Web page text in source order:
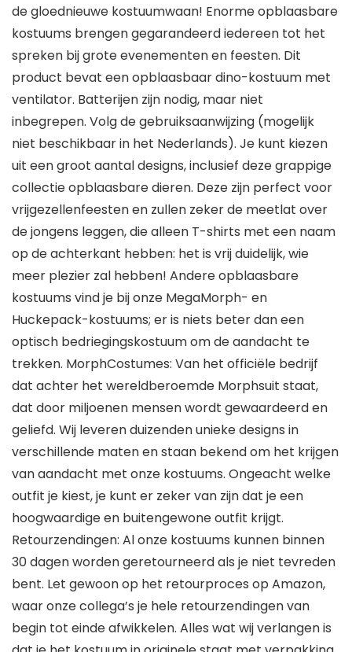
de gloednieuwe kostuumwaan! Enorme opblaasbare
kostuums brengen gegarandeerd iedereen tot het
spreken bij grote evenementen en feesten. Dit
product bevat een opblaasbaar dino-kostuum met
ventilator. Batterijen zijn nodig, maar niet
inbegrepen. Volg de gebruiksaanwijzing (mogelijk
niet beschikbaar in het Nederlands). Je kunt kiezen
uit een groot aantal designs, inclusief deze grappige
collectie opblaasbare dieren. Deze zijn perfect voor
vrijgezellenfeesten en zullen zeker de meetlat over
de jongens leggen, die alleen T-shirts met een naam
op de achterkant hebben: het is vrij duidelijk, wie
meer plezier zal hebben! Andere opblaasbare
kostuums vind je bij onze MegaMorph- en
Huckepack-kostuums; er is niets beter dan een
optisch bedriegingskostuum om de aandacht te
trekken. MorphCostumes: Van het officiële bedrijf
dat achter het wereldberoemde Morphsuit staat,
dat door miljoenen mensen wordt gewaardeerd en
geliefd. Wij leveren duizenden unieke designs in
verschillende maten en staan bekend om het krijgen
van aandacht met onze kostuums. Ongeacht welke
outfit je kiest, je kunt er zeker van zijn dat je een
hoogwaardige en buitengewone outfit krijgt.
Retourzendingen: Al onze kostuums kunnen binnen
30 dagen worden geretourneerd als je niet tevreden
bent. Let gewoon op het retourproces op Amazon,
waar onze collega’s je hele retourzendingen van
begin tot einde afwikkelen. Alles wat wij verlangen is